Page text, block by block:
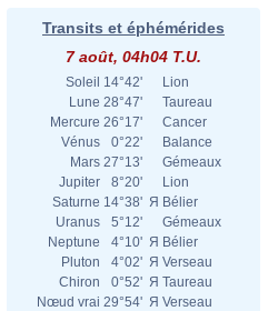
Transits et éphémérides
7 août, 04h04 T.U.
Soleil 14°42'
Lion
Lune 28°47'
Taureau
Mercure 26°17'
Cancer
Vénus
0°22'
Balance
Mars 27°13'
Gémeaux
Jupiter
8°20'
Lion
Saturne 14°38' Я Bélier
Uranus
5°12'
Gémeaux
Neptune
4°10' Я Bélier
Pluton
4°02' Я Verseau
Chiron
0°52' Я Taureau
Nœud vrai 29°54' Я Verseau